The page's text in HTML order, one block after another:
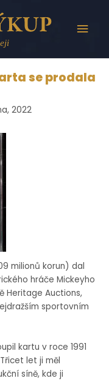
se prodala
2022
milionů korun) dal
hráče Mickeyho
Heritage Auctions,
sportovním
kartu v roce 1991
let ji měl
síně, kde ji